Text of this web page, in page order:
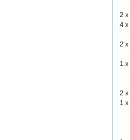
2 x
4 x
2 x
1 x
2 x
1 x